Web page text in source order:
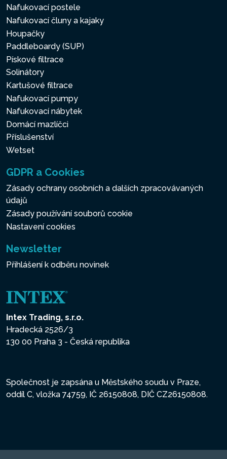
Nafukovací postele
Nafukovací čluny a kajaky
Houpačky
Paddleboardy (SUP)
Pískové filtrace
Solinátory
Kartušové filtrace
Nafukovací pumpy
Nafukovací nábytek
Domácí mazlíčci
Příslušenství
Wetset
GDPR a Cookies
Zásady ochrany osobních a dalších zpracovávaných
údajů
Zásady používání souborů cookie
Nastavení cookies
Newsletter
Přihlášení k odběru novinek
Intex Trading, s.r.o.
Hradecká 2526/3
130 00 Praha 3 - Česká republika
Společnost je zapsána u Městského soudu v Praze,
oddíl C, vložka 74759, IČ 26150808, DIČ CZ26150808.